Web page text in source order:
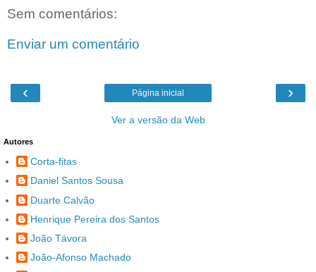
Sem comentários:
Enviar um comentário
‹ ›
Página inicial
Ver a versão da Web
Autores
Corta-fitas
Daniel Santos Sousa
Duarte Calvão
Henrique Pereira dos Santos
João Távora
João-Afonso Machado